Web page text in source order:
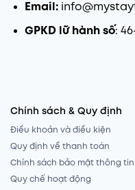
Email:
GPKD lữ hành số:
Chính sách & Quy định
Điều khoản và điều kiện
Quy định về thanh toán
Chính sách bảo mật thông tin
Quy chế hoạt động